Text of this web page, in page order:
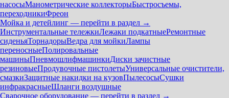
насосыМанометрические коллекторыБыстросъемы,
переходникиФреон
Мойка и детейлинг — перейти в раздел →
Инструментальные тележкиЛежаки подкатныеРемонтные
сиденьяТорнадорыВедра для мойкиЛампы
переносныеПолировальные
машиныПневмошлифмашинкиДиски зачистные
резиновыеПродувочные пистолетыУниверсальные очистители,
смазкиЗащитные накидки на кузовПылесосыСушки
инфракрасныеШланги воздушные
Сварочное оборудование — перейти в раздел →